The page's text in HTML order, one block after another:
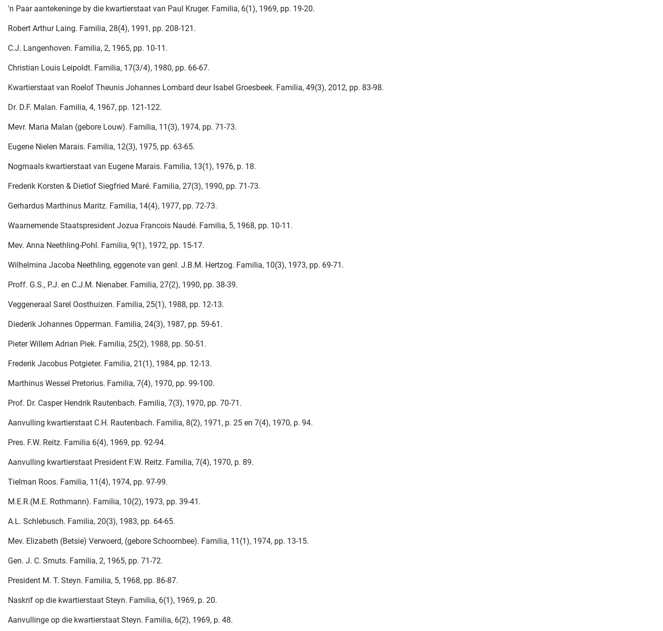
'n Paar aantekeninge by die kwartierstaat van Paul Kruger. Familia, 6(1), 1969, pp. 19-20.
Robert Arthur Laing. Familia, 28(4), 1991, pp. 208-121.
C.J. Langenhoven. Familia, 2, 1965, pp. 10-11.
Christian Louis Leipoldt. Familia, 17(3/4), 1980, pp. 66-67.
Kwartierstaat van Roelof Theunis Johannes Lombard deur Isabel Groesbeek. Familia, 49(3), 2012, pp. 83-98.
Dr. D.F. Malan. Familia, 4, 1967, pp. 121-122.
Mevr. Maria Malan (gebore Louw). Familia, 11(3), 1974, pp. 71-73.
Eugene Nielen Marais. Familia, 12(3), 1975, pp. 63-65.
Nogmaals kwartierstaat van Eugene Marais. Familia, 13(1), 1976, p. 18.
Frederik Korsten & Dietlof Siegfried Maré. Familia, 27(3), 1990, pp. 71-73.
Gerhardus Marthinus Maritz. Familia, 14(4), 1977, pp. 72-73.
Waarnemende Staatspresident Jozua Francois Naudé. Familia, 5, 1968, pp. 10-11.
Mev. Anna Neethling-Pohl. Familia, 9(1), 1972, pp. 15-17.
Wilhelmina Jacoba Neethling, eggenote van genl. J.B.M. Hertzog. Familia, 10(3), 1973, pp. 69-71.
Proff. G.S., P.J. en C.J.M. Nienaber. Familia, 27(2), 1990, pp. 38-39.
Veggeneraal Sarel Oosthuizen. Familia, 25(1), 1988, pp. 12-13.
Diederik Johannes Opperman. Familia, 24(3), 1987, pp. 59-61.
Pieter Willem Adrian Piek. Familia, 25(2), 1988, pp. 50-51.
Frederik Jacobus Potgieter. Familia, 21(1), 1984, pp. 12-13.
Marthinus Wessel Pretorius. Familia, 7(4), 1970, pp. 99-100.
Prof. Dr. Casper Hendrik Rautenbach. Familia, 7(3), 1970, pp. 70-71.
Aanvulling kwartierstaat C.H. Rautenbach. Familia, 8(2), 1971, p. 25 en 7(4), 1970, p. 94.
Pres. F.W. Reitz. Familia 6(4), 1969, pp. 92-94.
Aanvulling kwartierstaat President F.W. Reitz. Familia, 7(4), 1970, p. 89.
Tielman Roos. Familia, 11(4), 1974, pp. 97-99.
M.E.R.(M.E. Rothmann). Familia, 10(2), 1973, pp. 39-41.
A.L. Schlebusch. Familia, 20(3), 1983, pp. 64-65.
Mev. Elizabeth (Betsie) Verwoerd, (gebore Schoombee). Familia, 11(1), 1974, pp. 13-15.
Gen. J. C. Smuts. Familia, 2, 1965, pp. 71-72.
President M. T. Steyn. Familia, 5, 1968, pp. 86-87.
Naskrif op die kwartierstaat Steyn. Familia, 6(1), 1969, p. 20.
Aanvullinge op die kwartierstaat Steyn. Familia, 6(2), 1969, p. 48.